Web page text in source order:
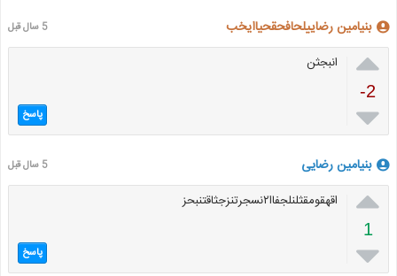
بنیامین رضاییلحافحقحیاایخب 5 سال قبل

-2

انبجثن
پاسخ
بنیامین رضایی 5 سال قبل

1

اقهقومقثلنلجفاا۲نسجرتنزجثاقتنبحز
پاسخ